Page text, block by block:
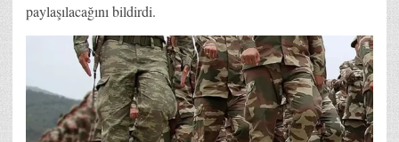
paylaşılacağını bildirdi.